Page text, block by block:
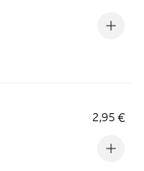
2,95 €